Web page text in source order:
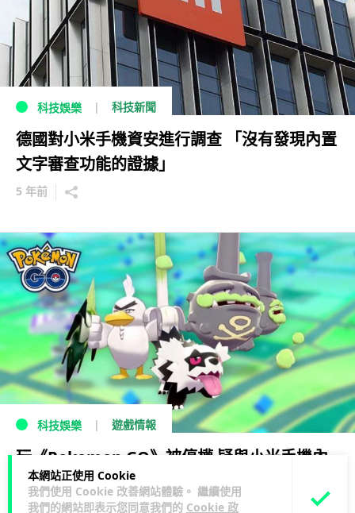
本網站正使用 Cookie
我們使用 Cookie 改善網站體驗。 繼續使用
我們的網站即表示您同意我們的 Cookie 政
科技娛樂 科技新聞
德國對小米手機資安進行調查 「沒有發現內置
文字審查功能的證據」
5 年前
科技娛樂 遊戲情報
玩《Pokemon GO》被停權 疑與小米手機內
置軟件有關
7 年前